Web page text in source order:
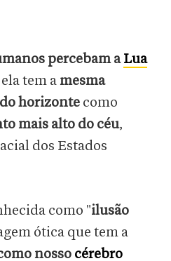
percebam aLua
ela tem a mesma
horizonte como
mais alto do céu,
dos Estados
como "ilusão
ótica que tem a
nosso cérebro